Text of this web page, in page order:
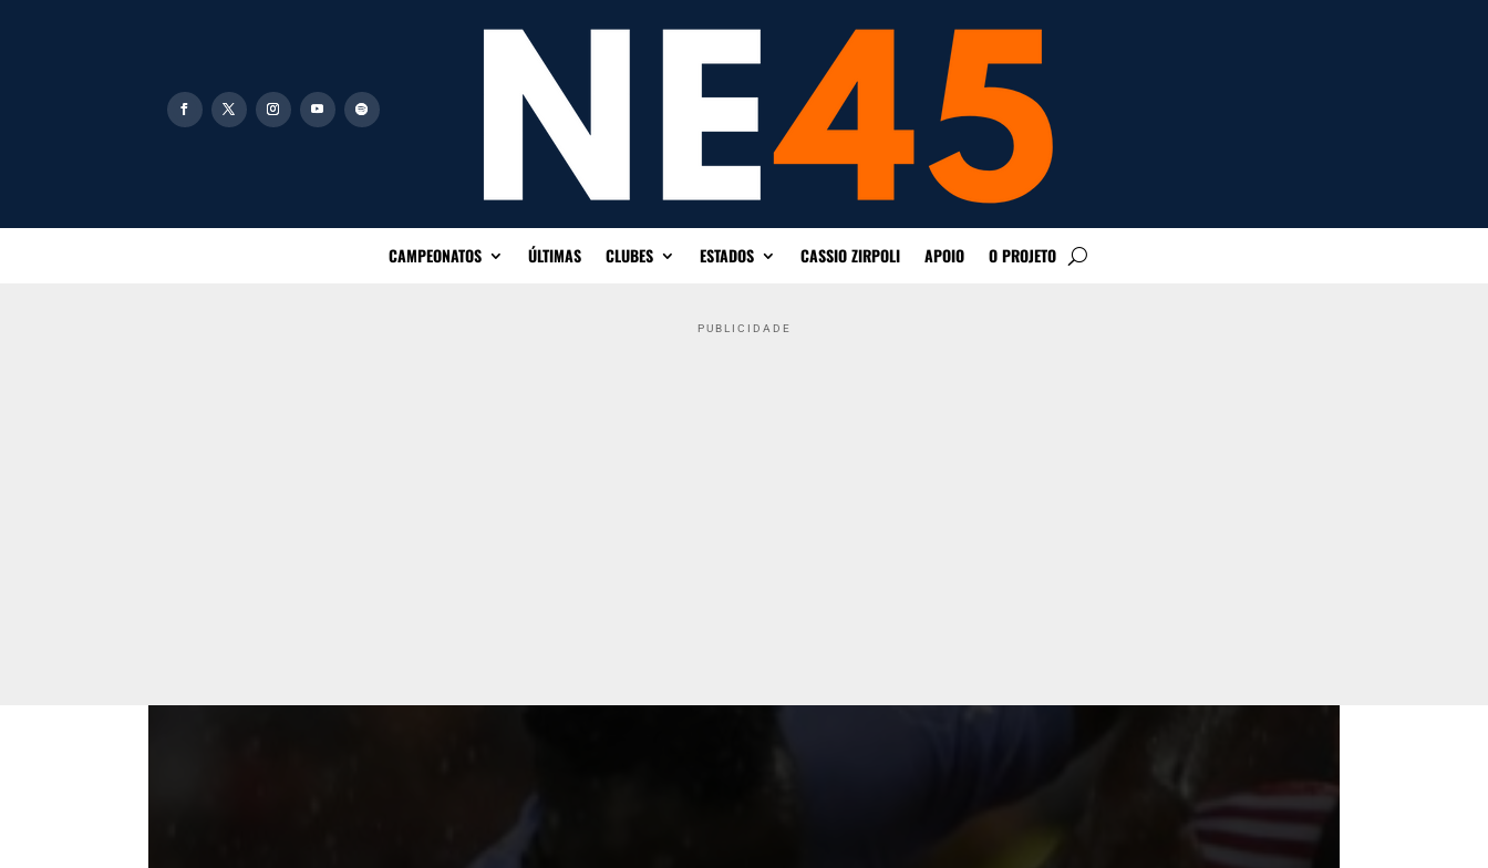
CAMPEONATOS ÚLTIMAS CLUBES ESTADOS CASSIO ZIRPOLI APOIO O PROJETO
PUBLICIDADE